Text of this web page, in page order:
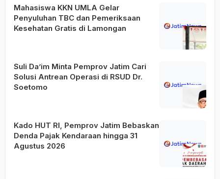
Mahasiswa KKN UMLA Gelar
Penyuluhan TBC dan Pemeriksaan
Kesehatan Gratis di Lamongan
Suli Da’im Minta Pemprov Jatim Cari
Solusi Antrean Operasi di RSUD Dr.
Soetomo
Kado HUT RI, Pemprov Jatim Bebaskan
Denda Pajak Kendaraan hingga 31
Agustus 2026